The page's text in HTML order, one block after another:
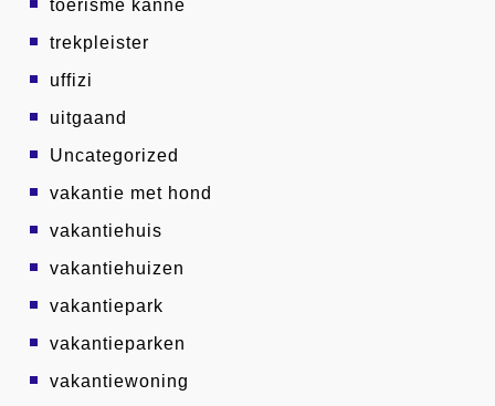
toerisme kanne
trekpleister
uffizi
uitgaand
Uncategorized
vakantie met hond
vakantiehuis
vakantiehuizen
vakantiepark
vakantieparken
vakantiewoning